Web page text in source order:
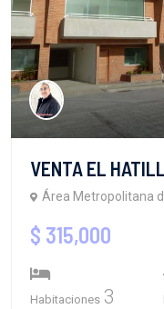
VENTA EL
Área Metropolitana
$ 315,000
Habitaciones 3